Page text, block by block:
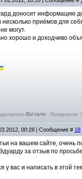
доносит информацию
приёмов для
могут.
хорошо и доходчиво
Виталя - Понедельник,
00:28 | Сообщение # 18
на вашем сайте, очень
за отзыв по
у вас и написать в этой